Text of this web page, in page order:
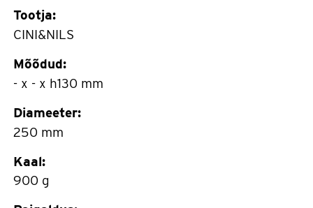
Tootja:
CINI&NILS
Mõõdud:
- x - x h130 mm
Diameeter:
250 mm
Kaal:
900 g